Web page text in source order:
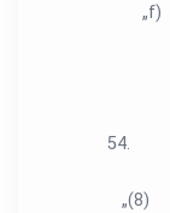
„f)
54.
„(8)